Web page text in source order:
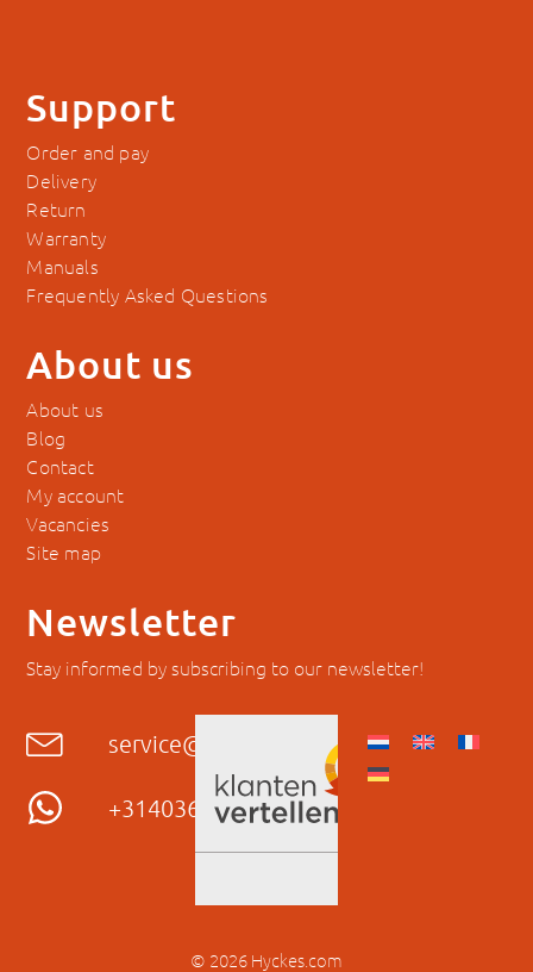
Support
Order and pay
Delivery
Return
Warranty
Manuals
Frequently Asked Questions
About us
About us
Blog
Contact
My account
Vacancies
Site map
Newsletter
Stay informed by subscribing to our newsletter!
service@hyckes.com
+31403690404
© 2026 Hyckes.com